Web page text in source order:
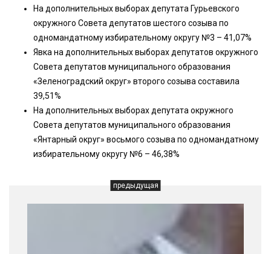
На дополнительных выборах депутата Гурьевского
окружного Совета депутатов шестого созыва по
одномандатному избирательному округу №3 – 41,07%
Явка на дополнительных выборах депутатов окружного
Совета депутатов муниципального образования
«Зеленоградский округ» второго созыва составила
39,51%
На дополнительных выборах депутата окружного
Совета депутатов муниципального образования
«Янтарный округ» восьмого созыва по одномандатному
избирательному округу №6 – 46,38%
предыдущая